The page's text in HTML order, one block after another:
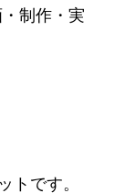
制作・実
トです。